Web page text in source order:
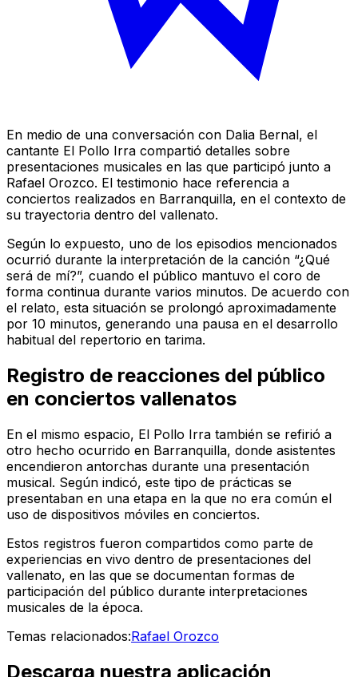
En medio de una conversación con Dalia Bernal, el
cantante El Pollo Irra compartió detalles sobre
presentaciones musicales en las que participó junto a
Rafael Orozco. El testimonio hace referencia a
conciertos realizados en Barranquilla, en el contexto de
su trayectoria dentro del vallenato.
Según lo expuesto, uno de los episodios mencionados
ocurrió durante la interpretación de la canción “¿Qué
será de mí?”, cuando el público mantuvo el coro de
forma continua durante varios minutos. De acuerdo con
el relato, esta situación se prolongó aproximadamente
por 10 minutos, generando una pausa en el desarrollo
habitual del repertorio en tarima.
Registro de reacciones del público
en conciertos vallenatos
En el mismo espacio, El Pollo Irra también se refirió a
otro hecho ocurrido en Barranquilla, donde asistentes
encendieron antorchas durante una presentación
musical. Según indicó, este tipo de prácticas se
presentaban en una etapa en la que no era común el
uso de dispositivos móviles en conciertos.
Estos registros fueron compartidos como parte de
experiencias en vivo dentro de presentaciones del
vallenato, en las que se documentan formas de
participación del público durante interpretaciones
musicales de la época.
Temas relacionados:Rafael Orozco
Descarga nuestra aplicación